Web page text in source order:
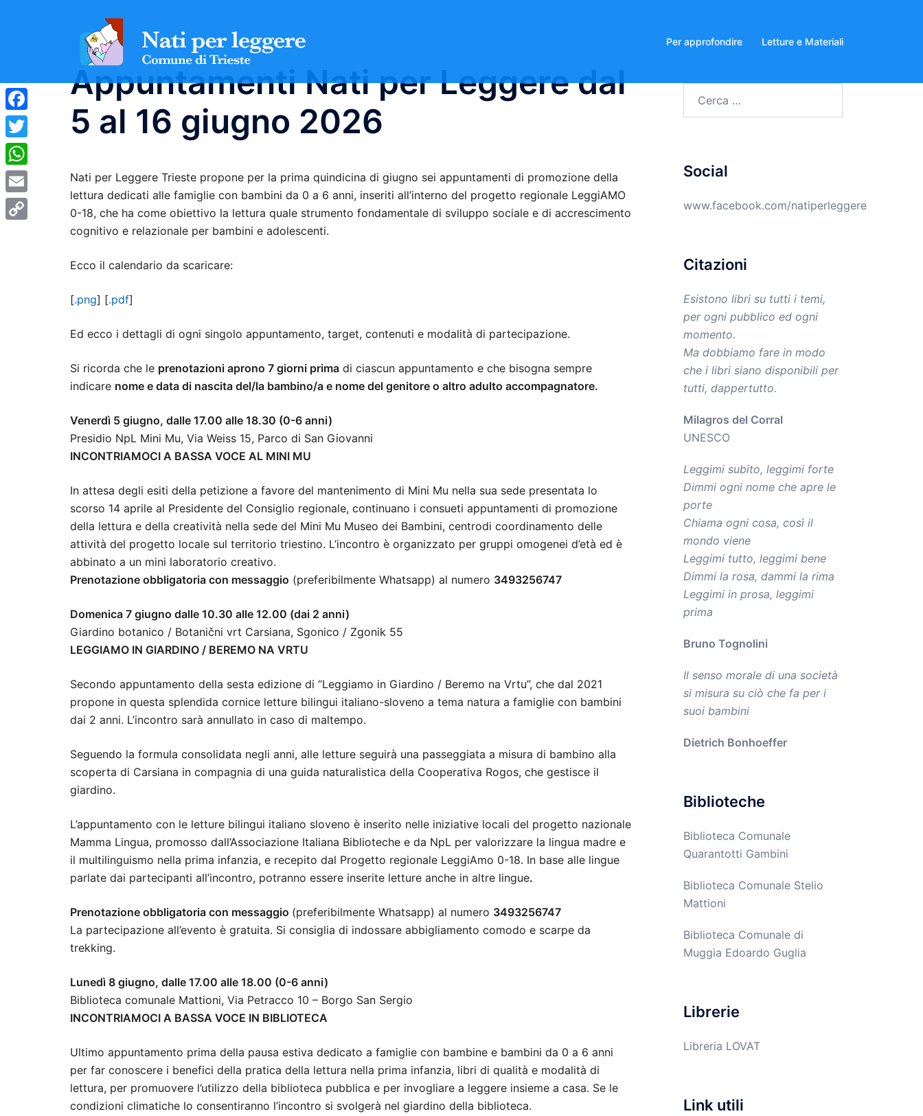
Per approfondire Letture e Materiali
Appuntamenti Nati per Leggere dal
5 al 16 giugno 2026
Nati per Leggere Trieste propone per la prima quindicina di giugno sei appuntamenti di promozione della
lettura dedicati alle famiglie con bambini da 0 a 6 anni, inseriti all’interno del progetto regionale LeggiAMO
0-18, che ha come obiettivo la lettura quale strumento fondamentale di sviluppo sociale e di accrescimento
cognitivo e relazionale per bambini e adolescenti.
Ecco il calendario da scaricare:
[.png] [.pdf]
Ed ecco i dettagli di ogni singolo appuntamento, target, contenuti e modalità di partecipazione.
Si ricorda che le prenotazioni aprono 7 giorni prima di ciascun appuntamento e che bisogna sempre
indicare nome e data di nascita del/la bambino/a e nome del genitore o altro adulto accompagnatore.
Venerdì 5 giugno, dalle 17.00 alle 18.30 (0-6 anni)
Presidio NpL Mini Mu, Via Weiss 15, Parco di San Giovanni
INCONTRIAMOCI A BASSA VOCE AL MINI MU
In attesa degli esiti della petizione a favore del mantenimento di Mini Mu nella sua sede presentata lo
scorso 14 aprile al Presidente del Consiglio regionale, continuano i consueti appuntamenti di promozione
della lettura e della creatività nella sede del Mini Mu Museo dei Bambini, centrodi coordinamento delle
attività del progetto locale sul territorio triestino. L’incontro è organizzato per gruppi omogenei d’età ed è
abbinato a un mini laboratorio creativo.
Prenotazione obbligatoria con messaggio (preferibilmente Whatsapp) al numero 3493256747
Domenica 7 giugno dalle 10.30 alle 12.00 (dai 2 anni)
Giardino botanico / Botanični vrt Carsiana, Sgonico / Zgonik 55
LEGGIAMO IN GIARDINO / BEREMO NA VRTU
Secondo appuntamento della sesta edizione di “Leggiamo in Giardino / Beremo na Vrtu”, che dal 2021
propone in questa splendida cornice letture bilingui italiano-sloveno a tema natura a famiglie con bambini
dai 2 anni. L’incontro sarà annullato in caso di maltempo.
Seguendo la formula consolidata negli anni, alle letture seguirà una passeggiata a misura di bambino alla
scoperta di Carsiana in compagnia di una guida naturalistica della Cooperativa Rogos, che gestisce il
giardino.
L’appuntamento con le letture bilingui italiano sloveno è inserito nelle iniziative locali del progetto nazionale
Mamma Lingua, promosso dall’Associazione Italiana Biblioteche e da NpL per valorizzare la lingua madre e
il multilinguismo nella prima infanzia, e recepito dal Progetto regionale LeggiAmo 0-18. In base alle lingue
parlate dai partecipanti all’incontro, potranno essere inserite letture anche in altre lingue.
Prenotazione obbligatoria con messaggio (preferibilmente Whatsapp) al numero 3493256747
La partecipazione all’evento è gratuita. Si consiglia di indossare abbigliamento comodo e scarpe da
trekking.
Lunedì 8 giugno, dalle 17.00 alle 18.00 (0-6 anni)
Biblioteca comunale Mattioni, Via Petracco 10 – Borgo San Sergio
INCONTRIAMOCI A BASSA VOCE IN BIBLIOTECA
Ultimo appuntamento prima della pausa estiva dedicato a famiglie con bambine e bambini da 0 a 6 anni
per far conoscere i benefici della pratica della lettura nella prima infanzia, libri di qualità e modalità di
lettura, per promuovere l’utilizzo della biblioteca pubblica e per invogliare a leggere insieme a casa. Se le
condizioni climatiche lo consentiranno l’incontro si svolgerà nel giardino della biblioteca.
Social
www.facebook.com/natiperleggere
Citazioni
Esistono libri su tutti i temi,
per ogni pubblico ed ogni
momento.
Ma dobbiamo fare in modo
che i libri siano disponibili per
tutti, dappertutto.
Milagros del Corral
UNESCO
Leggimi subito, leggimi forte
Dimmi ogni nome che apre le
porte
Chiama ogni cosa, così il
mondo viene
Leggimi tutto, leggimi bene
Dimmi la rosa, dammi la rima
Leggimi in prosa, leggimi
prima
Bruno Tognolini
Il senso morale di una società
si misura su ciò che fa per i
suoi bambini
Dietrich Bonhoeffer
Biblioteche
Biblioteca Comunale
Quarantotti Gambini
Biblioteca Comunale Stelio
Mattioni
Biblioteca Comunale di
Muggia Edoardo Guglia
Librerie
Libreria LOVAT
Link utili
Facebook
Twitter
WhatsApp
Email